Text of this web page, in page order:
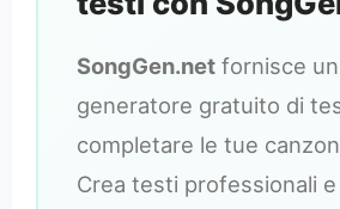
SongGen.net fornisce
generatore gratuito di
completare le tue
Crea testi professionali